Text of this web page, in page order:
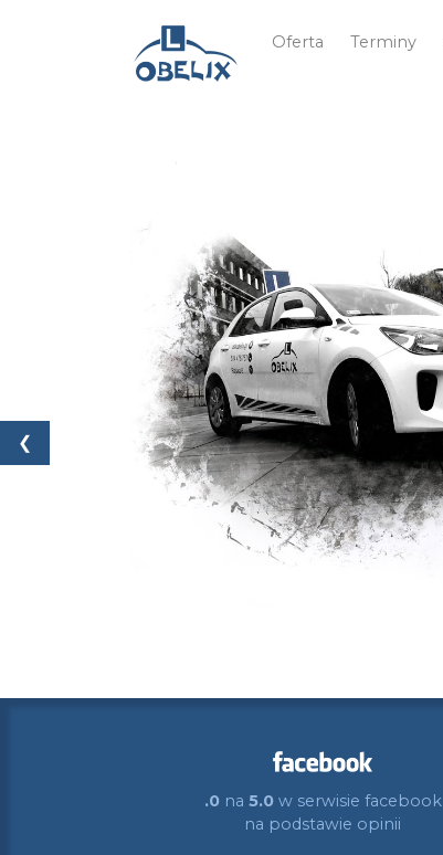
Oferta Terminy
❮
.0na 5.0w serwisie facebook
na podstawie opinii